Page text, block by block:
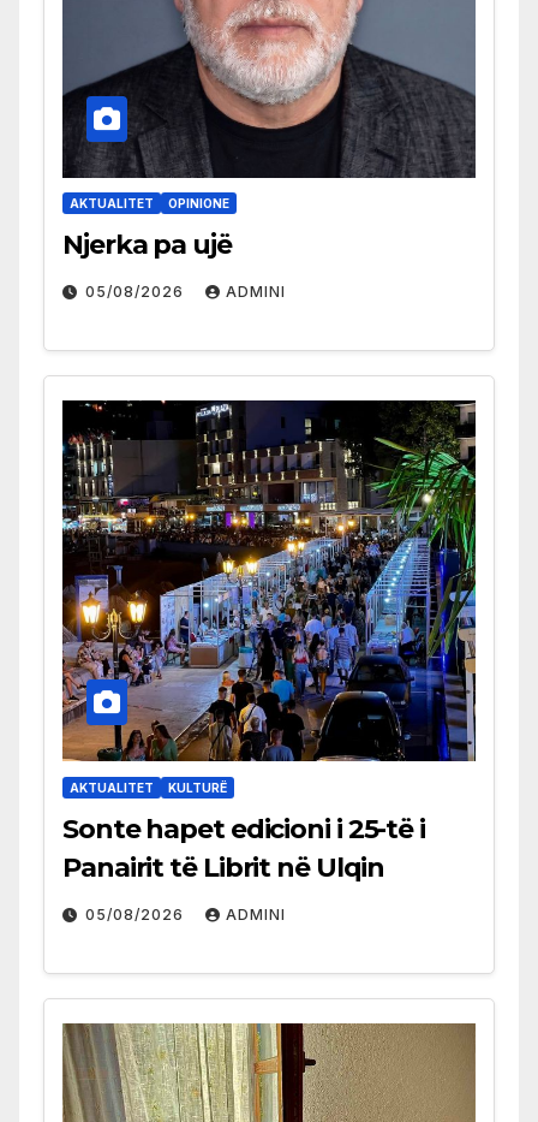
AKTUALITET OPINIONE
Njerka pa ujë
05/08/2026 ADMINI
AKTUALITET KULTURË
Sonte hapet edicioni i 25-të i
Panairit të Librit në Ulqin
05/08/2026 ADMINI